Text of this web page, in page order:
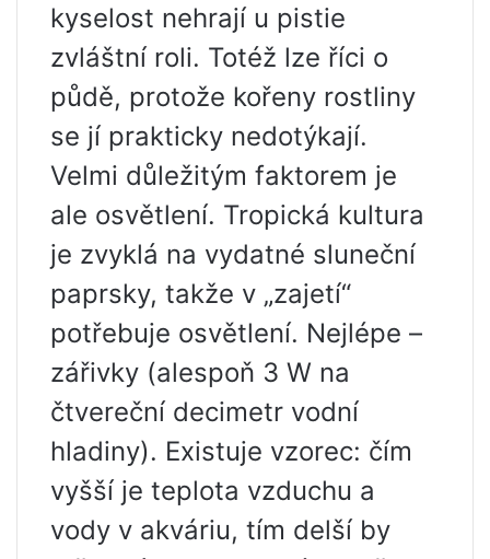
kyselost nehrají u pistie
zvláštní roli. Totéž lze říci o
půdě, protože kořeny rostliny
se jí prakticky nedotýkají.
Velmi důležitým faktorem je
ale osvětlení. Tropická kultura
je zvyklá na vydatné sluneční
paprsky, takže v „zajetí“
potřebuje osvětlení. Nejlépe –
zářivky (alespoň 3 W na
čtvereční decimetr vodní
hladiny). Existuje vzorec: čím
vyšší je teplota vzduchu a
vody v akváriu, tím delší by